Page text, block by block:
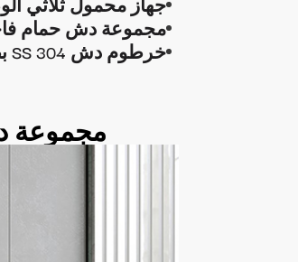
مجموعة دش حمام
خرطوم دش SS 304 بطول 1.5 متر
مجموعة